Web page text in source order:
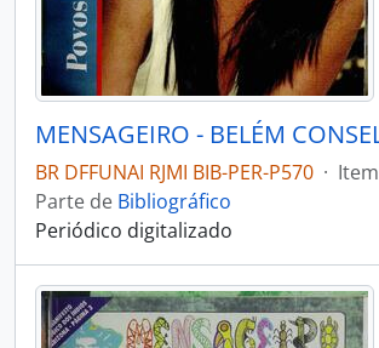
BR DFFUNAI RJMI BIB-PER-P570 · Item
Parte de Bibliográfico
Periódico digitalizado